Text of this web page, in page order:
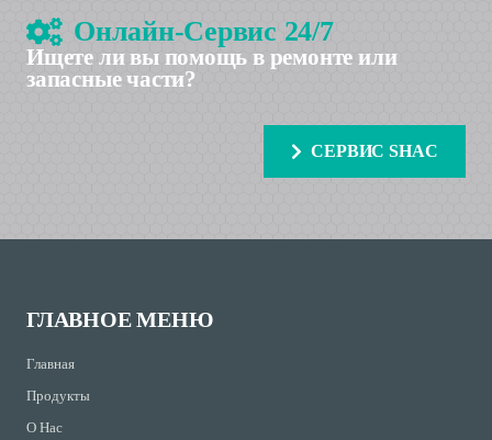
Онлайн-Сервис 24/7
Ищете ли вы помощь в ремонте или
запасные части?
СЕРВИС SHAC
ГЛАВНОЕ МЕНЮ
Главная
Продукты
О Нас